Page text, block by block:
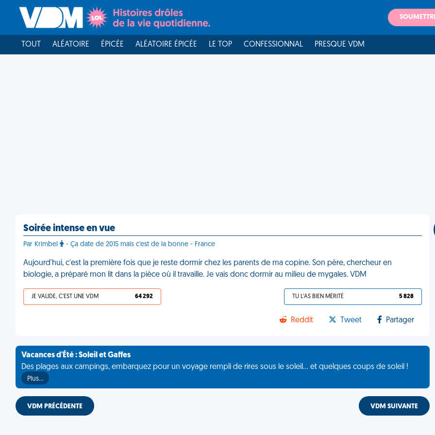
TOUT ALÉATOIRE ÉPICÉE ALÉATOIRE ÉPICÉE LE TOP CONFESSIONNAL PRESQUE VDM
Soirée intense en vue
Par Krimbel - Ça date de 2015 mais c'est de la bonne - France
Aujourd'hui, c'est la première fois que je reste dormir chez les parents de ma copine. Son père, chercheur en
biologie, a préparé mon lit dans la pièce où il travaille. Je vais donc dormir au milieu de mygales. VDM
JE VALIDE, C'EST UNE VDM 64 292 TU L'AS BIEN MÉRITÉ 5 828
Reddit Tweet Partager
Vacances d'Été : Soleil et Gaffes
Des plages aux campings, embarquez pour un voyage rempli de rires sous le soleil... et quelques coups de soleil !
Plus…
VDM PRÉCÉDENTE VDM SUIVANTE